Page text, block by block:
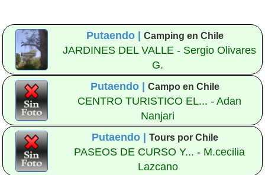
Putaendo | Camping en Chile
JARDINES DEL VALLE - Sergio Olivares
G.
Putaendo |
Campo en Chile
CENTRO TURISTICO EL... - Adan
Nanjari
Putaendo |
Tours por Chile
PASEOS DE CURSO Y... - M.cecilia
Lazcano